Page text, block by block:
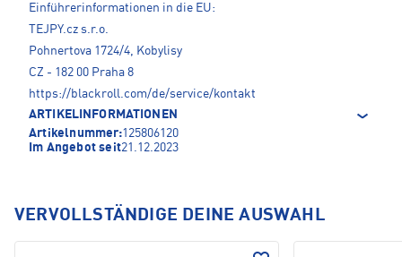
Einführerinformationen in die EU:
TEJPY.cz s.r.o.
Pohnertova 1724/4, Kobylisy
CZ - 182 00 Praha 8
https://blackroll.com/de/service/kontakt
ARTIKELINFORMATIONEN
Artikelnummer:125806120
Im Angebot seit21.12.2023
VERVOLLSTÄNDIGE DEINE AUSWAHL